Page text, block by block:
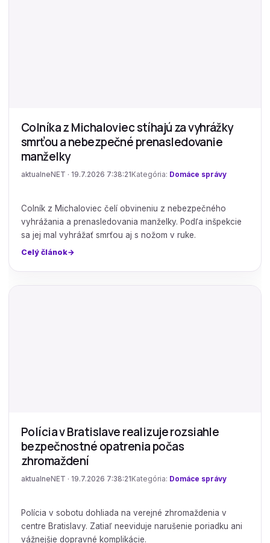
Colníka z Michaloviec stíhajú za vyhrážky
smrťou a nebezpečné prenasledovanie
manželky
aktualneNET · 19.7.2026 7:38:21 Kategória: Domáce správy
Colník z Michaloviec čelí obvineniu z nebezpečného
vyhrážania a prenasledovania manželky. Podľa inšpekcie
sa jej mal vyhrážať smrťou aj s nožom v ruke.
Celý článok
Polícia v Bratislave realizuje rozsiahle
bezpečnostné opatrenia počas
zhromaždení
aktualneNET · 19.7.2026 7:38:21 Kategória: Domáce správy
Polícia v sobotu dohliada na verejné zhromaždenia v
centre Bratislavy. Zatiaľ neeviduje narušenie poriadku ani
vážnejšie dopravné komplikácie.